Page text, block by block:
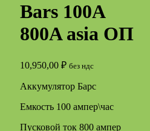
Bars 100A
800A asia ОП
10,950,00 ₽ без ндс
Аккумулятор Барс
Емкость 100 ампер\час
Пусковой ток 800 ампер